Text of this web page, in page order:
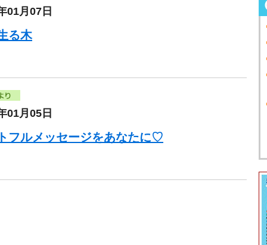
01月07日
る木
01月05日
フルメッセージをあなたに♡